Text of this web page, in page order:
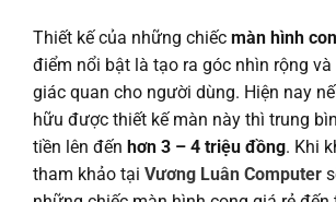
Thiết kế của những chiếc màn hình
điểm nổi bật là tạo ra góc nhìn rộng
giác quan cho người dùng. Hiện nay
hữu được thiết kế màn này thì trung
tiền lên đến hơn 3 – 4 triệu đồng. Khi
tham khảo tại Vương Luân Computer